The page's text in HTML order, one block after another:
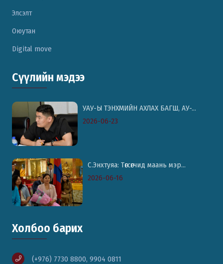
Элсэлт
Оюутан
Digital move
Сүүлийн мэдээ
УАУ-Ы ТЭНХМИЙН АХЛАХ БАГШ, АУ-...
2026-06-23
С.Энхтуяа: Төгсөгчид маань мэр...
2026-06-16
Холбоо барих
(+976) 7730 8800, 9904 0811